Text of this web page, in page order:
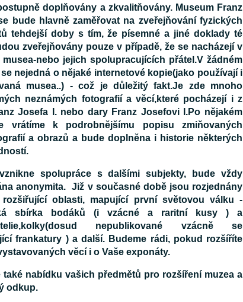
doplňovány a zkvalitňovány. Museum Franz
bude hlavně zaměřovat na zveřejňování fyzických
tehdejší doby s tím, že písemné a jiné doklady té
zveřejňovány pouze v případě, že se nacházejí v
musea-nebo jejich spolupracujících přátel.V žádném
nejedná o nějaké internetové kopie(jako používají i
musea..) - což je důležitý fakt.Je zde mnoho
neznámých fotografií a věcí,které pocházejí i z
Josefa I. nebo dary Franz Josefovi I.Po nějakém
vrátíme k podrobnějšímu popisu zmiňovaných
a obrazů a bude doplněna i historie některých
spolupráce s dalšími subjekty, bude vždy
anonymita. Již v současné době jsou rozjednány
rozšiřující oblasti, mapující první světovou válku -
sbírka bodáků (i vzácné a raritní kusy ) a
nepublikované vzácně se
frankatury ) a další. Budeme rádi, pokud rozšíříte
věcí i o Vaše exponáty.
také nabídku vašich předmětů pro rozšíření muzea a
odkup.